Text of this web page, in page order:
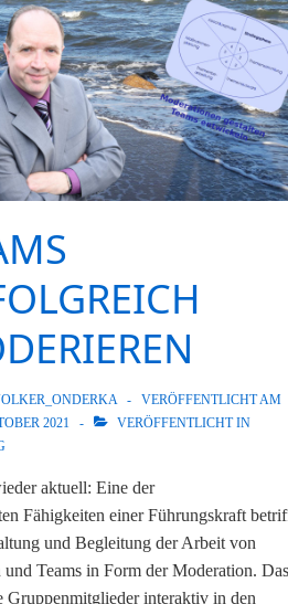
VERÖFFENTLICHT AM
2021
VERÖFFENTLICHT IN
aktuell: Eine der
Fähigkeiten einer Führungskraft
und Begleitung der Arbeit von
und Teams in Form der Moderation. Das
Gruppenmitglieder interaktiv in den